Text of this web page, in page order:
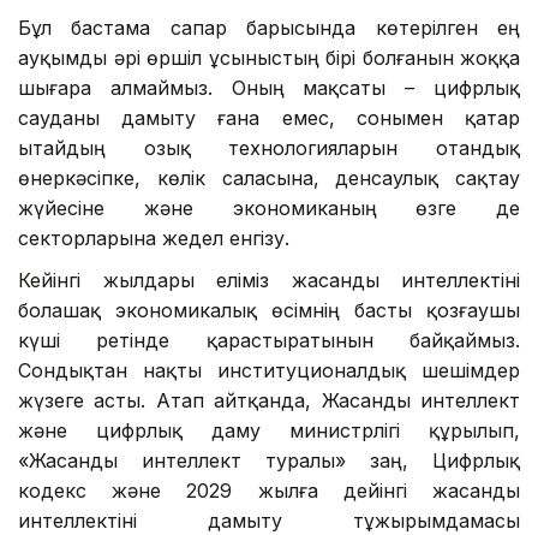
Бұл бастама сапар барысында көтерілген ең
ауқымды әрі өршіл ұсыныстың бірі болғанын жоққа
шығара алмаймыз. Оның мақсаты – цифрлық
сауданы дамыту ғана емес, сонымен қатар
Қытайдың озық технологияларын отандық
өнеркәсіпке, көлік саласына, денсаулық сақтау
жүйесіне және экономиканың өзге де
секторларына жедел енгізу.
Кейінгі жылдары еліміз жасанды интеллектіні
болашақ экономикалық өсімнің басты қозғаушы
күші ретінде қарастыратынын байқаймыз.
Сондықтан нақты институционалдық шешімдер
жүзеге асты. Атап айтқанда, Жасанды интеллект
және цифрлық даму министрлігі құрылып,
«Жасанды интеллект туралы» заң, Цифрлық
кодекс және 2029 жылға дейінгі жасанды
интеллектіні дамыту тұжырымдамасы